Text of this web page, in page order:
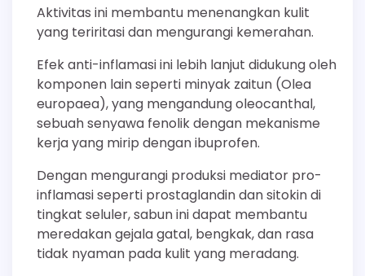
Aktivitas ini membantu menenangkan kulit
yang teriritasi dan mengurangi kemerahan.
Efek anti-inflamasi ini lebih lanjut didukung oleh
komponen lain seperti minyak zaitun (Olea
europaea), yang mengandung oleocanthal,
sebuah senyawa fenolik dengan mekanisme
kerja yang mirip dengan ibuprofen.
Dengan mengurangi produksi mediator pro-
inflamasi seperti prostaglandin dan sitokin di
tingkat seluler, sabun ini dapat membantu
meredakan gejala gatal, bengkak, dan rasa
tidak nyaman pada kulit yang meradang.